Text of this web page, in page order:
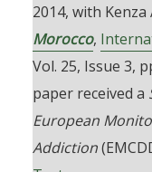
2014, with Kenza
Morocco,
Vol. 25, Issue 3,
paper received a
European
Addiction